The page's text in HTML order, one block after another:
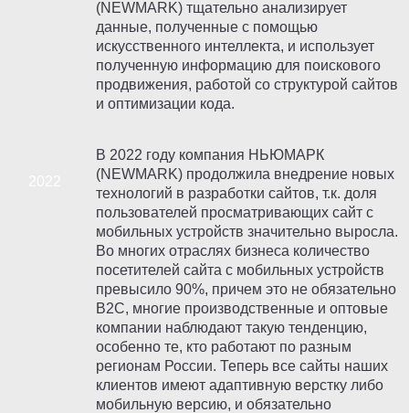
(NEWMARK) тщательно анализирует
данные, полученные с помощью
искусственного интеллекта, и использует
полученную информацию для поискового
продвижения, работой со структурой сайтов
и оптимизации кода.
В 2022 году компания НЬЮМАРК
(NEWMARK) продолжила внедрение новых
технологий в разработки сайтов, т.к. доля
пользователей просматривающих сайт с
мобильных устройств значительно выросла.
Во многих отраслях бизнеса количество
посетителей сайта с мобильных устройств
превысило 90%, причем это не обязательно
В2С, многие производственные и оптовые
компании наблюдают такую тенденцию,
особенно те, кто работают по разным
регионам России. Теперь все сайты наших
клиентов имеют адаптивную верстку либо
мобильную версию, и обязательно